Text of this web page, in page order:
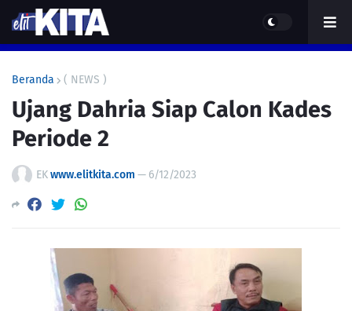
Beranda ( NEWS )
Ujang Dahria Siap Calon Kades
Periode 2
EKwww.elitkita.com — 6/12/2023